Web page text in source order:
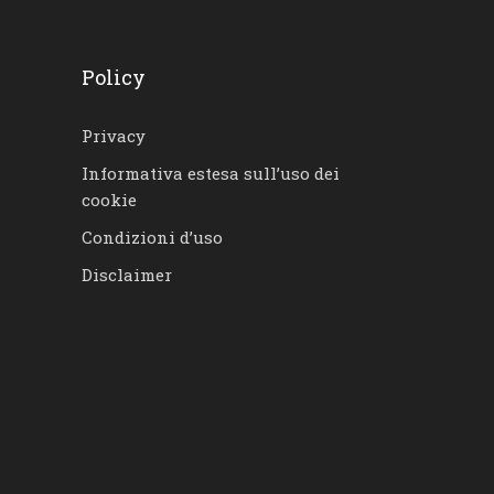
Policy
Privacy
Informativa estesa sull’uso dei
cookie
Condizioni d’uso
Disclaimer